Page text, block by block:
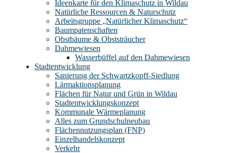
Ideenkarte für den Klimaschutz in Wildau
Natürliche Ressourcen & Naturschutz
Arbeitsgruppe „Natürlicher Klimaschutz“
Baumpatenschaften
Obstbäume & Obststräucher
Dahmewiesen
Wasserbüffel auf den Dahmewiesen
Stadtentwicklung
Sanierung der Schwartzkopff-Siedlung
Lärmaktionsplanung
Flächen für Natur und Grün in Wildau
Stadtentwicklungskonzept
Kommunale Wärmeplanung
Alles zum Grundschulneubau
Flächennutzungsplan (FNP)
Einzelhandelskonzept
Verkehr